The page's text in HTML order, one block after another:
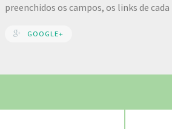
preenchidos os campos, os links de
GOOGLE+